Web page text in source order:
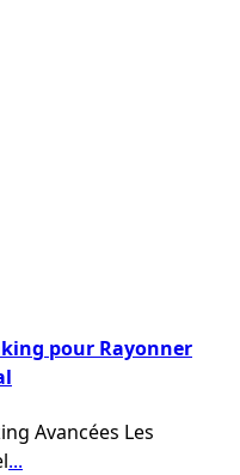
pour Rayonner
Avancées Les
...